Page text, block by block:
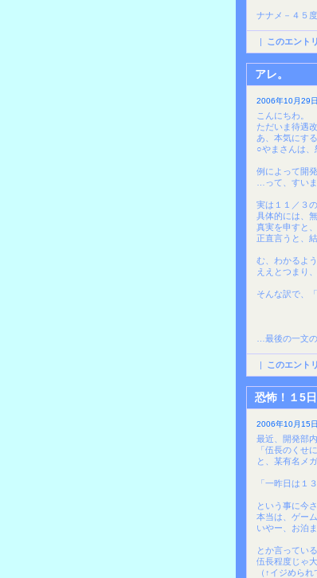
ナナメ－４５
| このエント
アレ。
2006年10月29
こんにちわ。
ただいま待遇
あ、本気にす
○やまさんは、
例によって開
…って、すい
実は１１／３
具体的には、
真実を申すと
正直言うと、
む、わかるよ
ええとつまり
そんな訳で、
…最後の一文
| このエント
恐怖！１5
2006年10月15
最近、開発部
「伍長のくせ
と、某有名メ
「一昨日は１
という事に今
本当は、ゲー
いやー、お泊
とか言ってい
伍長程度じゃ
（↑イジめら